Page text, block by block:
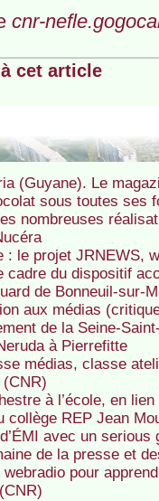
cnr-
cet article
(Guyane). Le
sous toutes ses
nombreuses
: le projet JRNEWS,
cadre du dispositif
de Bonneuil-sur-
aux médias
de la Seine-
à Pierrefitte
médias, classe
(CNR)
à l’école, en
collège REP Jean
avec un
de la presse et
webradio pour